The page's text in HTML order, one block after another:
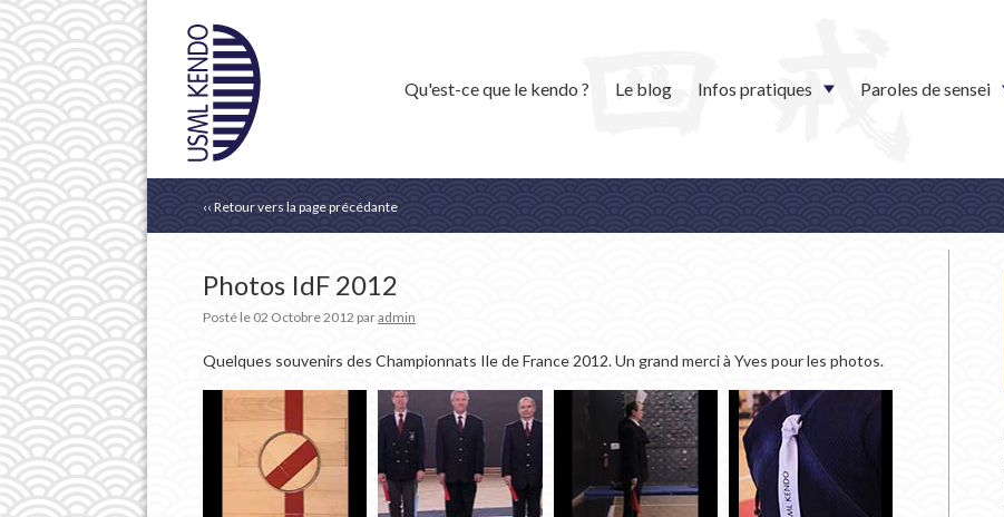
Qu'est-ce que le kendo ? Le blog Infos pratiques Paroles de sensei
‹‹ Retour vers la page précédante
Photos IdF 2012
Posté le 02 Octobre 2012 paradmin
Quelques souvenirs des Championnats Ile de France 2012. Un grand merci à Yves pour les photos.